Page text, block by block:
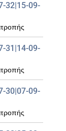
32|15-09-
31|14-09-
30|07-09-